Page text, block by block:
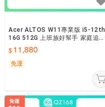
Acer ALTOS W11專業版 i5-12th
16G 512G 上班族好幫手 家庭追劇
機 平價好入手 家庭多用途
11,880
免運